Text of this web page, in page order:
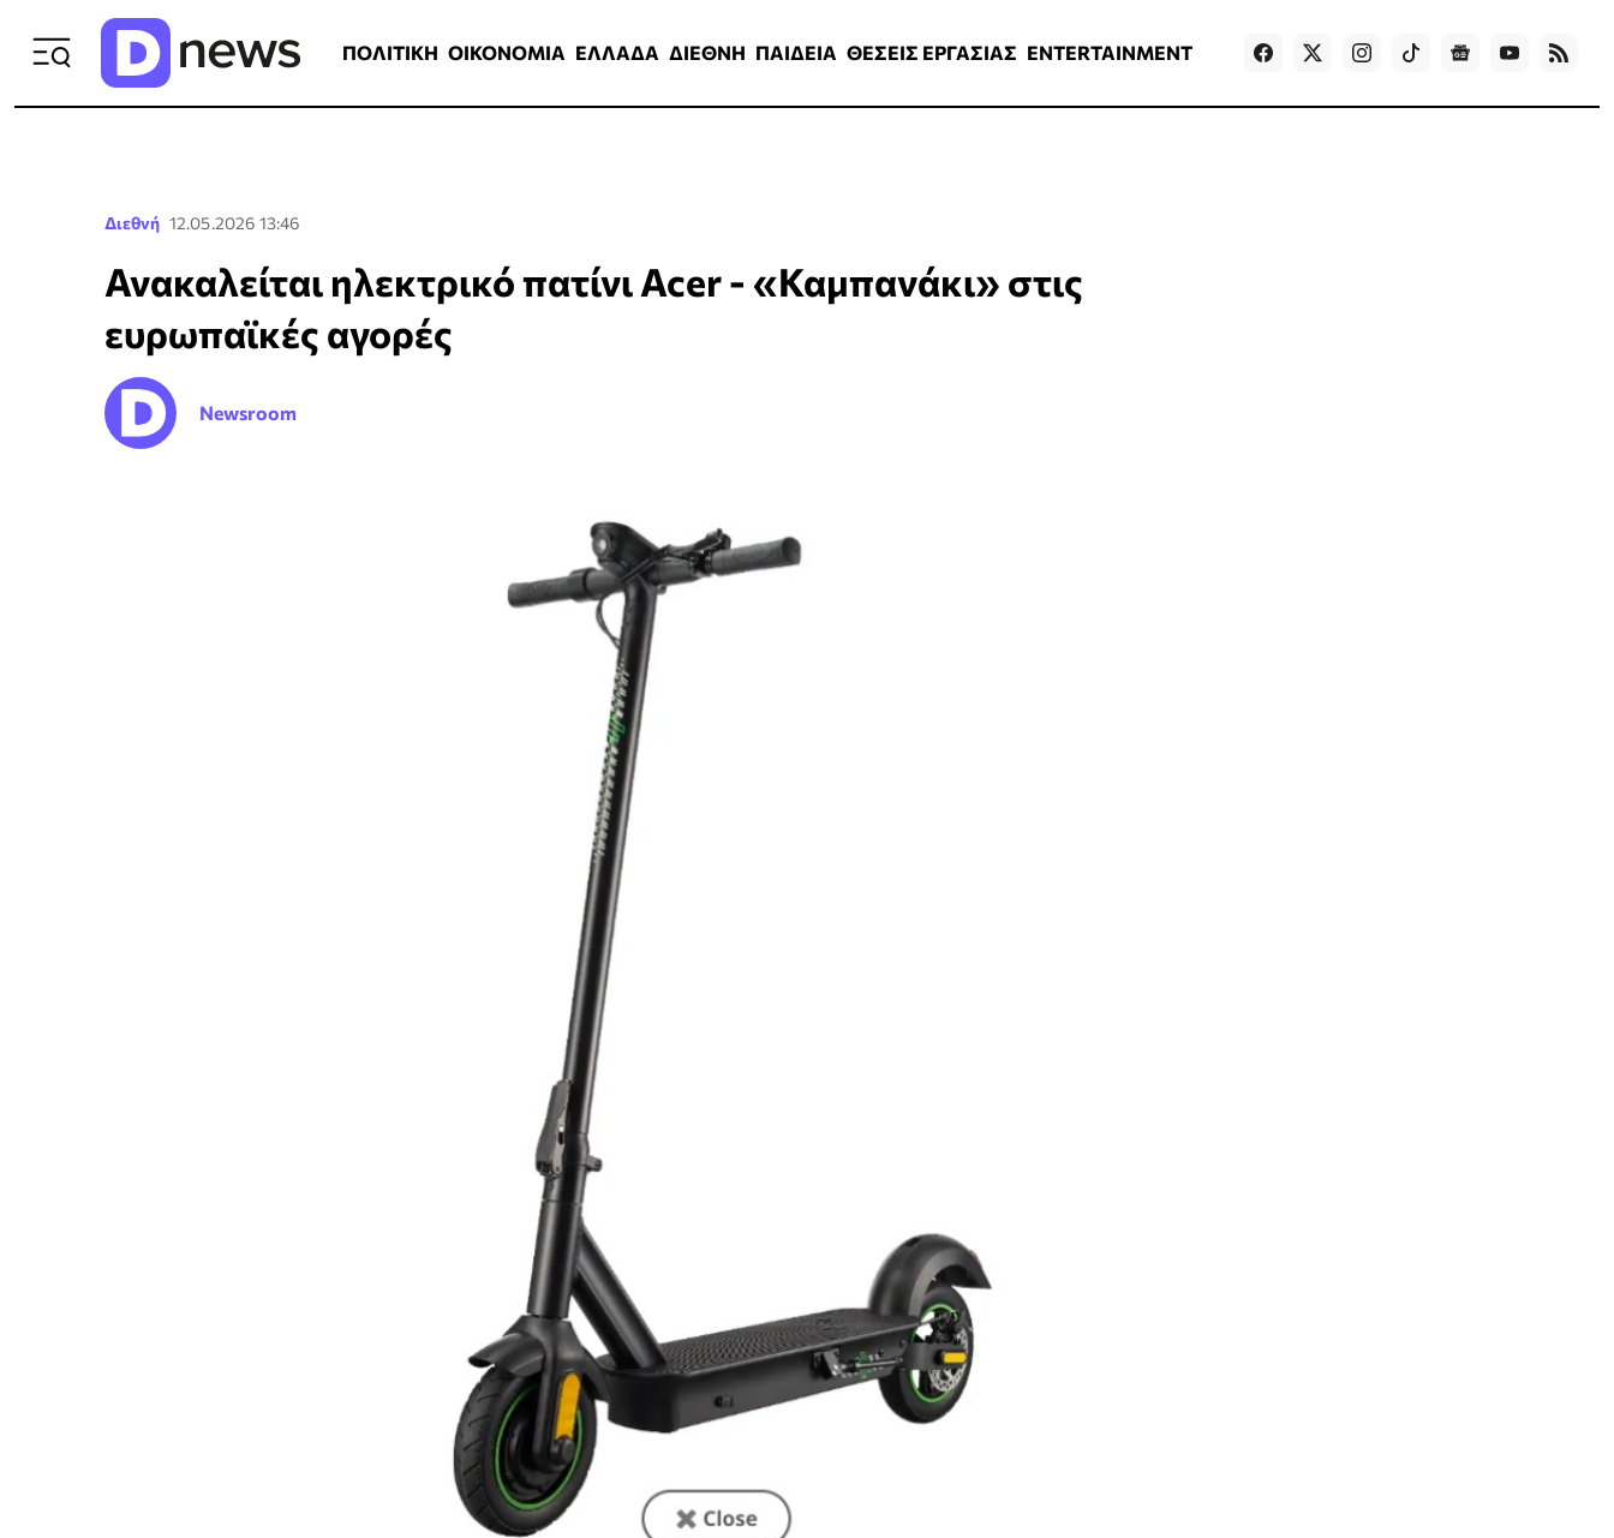
ΠΟΛΙΤΙΚΗ ΟΙΚΟΝΟΜΙΑ ΕΛΛΑΔΑ ΔΙΕΘΝΗ ΠΑΙΔΕΙΑ ΘΕΣΕΙΣ ΕΡΓΑΣΙΑΣ ENTERTAINMENT Games
Διεθνή 12.05.2026 13:46
Ανακαλείται ηλεκτρικό πατίνι Acer - «Καμπανάκι» στις
ευρωπαϊκές αγορές
Newsroom